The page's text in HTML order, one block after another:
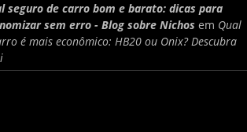
seguro de carro bom e barato: dicas para
sem erro - Blog sobre Nichos em Qual
é mais econômico: HB20 ou Onix? Descubra